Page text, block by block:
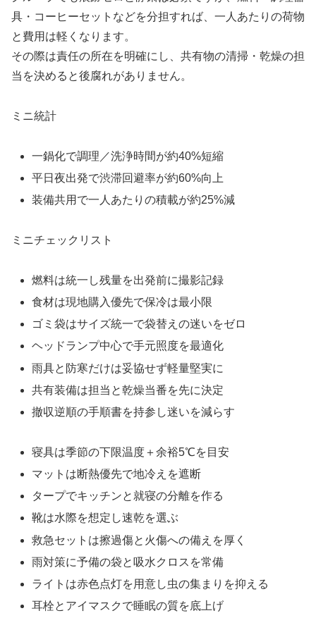
具・コーヒーセットなどを分担すれば、一人あたりの荷物
と費用は軽くなります。
その際は責任の所在を明確にし、共有物の清掃・乾燥の担
当を決めると後腐れがありません。
ミニ統計
一鍋化で調理／洗浄時間が約40%短縮
平日夜出発で渋滞回避率が約60%向上
装備共用で一人あたりの積載が約25%減
ミニチェックリスト
燃料は統一し残量を出発前に撮影記録
食材は現地購入優先で保冷は最小限
ゴミ袋はサイズ統一で袋替えの迷いをゼロ
ヘッドランプ中心で手元照度を最適化
雨具と防寒だけは妥協せず軽量堅実に
共有装備は担当と乾燥当番を先に決定
撤収逆順の手順書を持参し迷いを減らす
寝具は季節の下限温度＋余裕5℃を目安
マットは断熱優先で地冷えを遮断
タープでキッチンと就寝の分離を作る
靴は水際を想定し速乾を選ぶ
救急セットは擦過傷と火傷への備えを厚く
雨対策に予備の袋と吸水クロスを常備
ライトは赤色点灯を用意し虫の集まりを抑える
耳栓とアイマスクで睡眠の質を底上げ